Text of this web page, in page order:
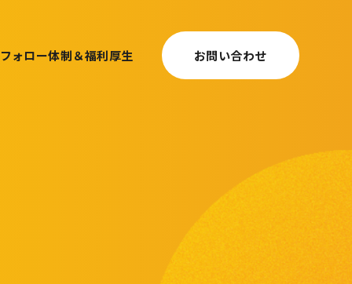
フォロー体制＆福利厚生 お問い合わせ